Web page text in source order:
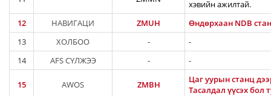
хэвийн ажилтай.
12
НАВИГАЦИ ZMUH
Өндөрхаан NDB
13
ХОЛБОО -
-
14
AFS СҮЛЖЭЭ - -
15 AWOS ZMBH
Цаг уурын станц
Тасалдал үүсэх бол